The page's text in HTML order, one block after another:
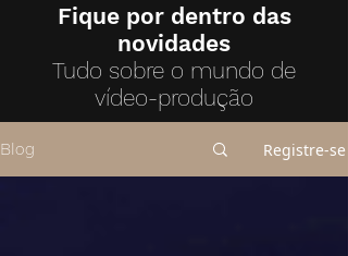
Fique por dentro das
novidades
Tudo sobre o mundo de
vídeo-produção
Blog Registre-se